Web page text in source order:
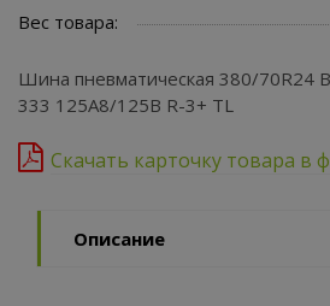
Вес товара:
Шина пневматическая 380/70R24
333 125A8/125B R-3+ TL
Скачать карточку товара в
Описание